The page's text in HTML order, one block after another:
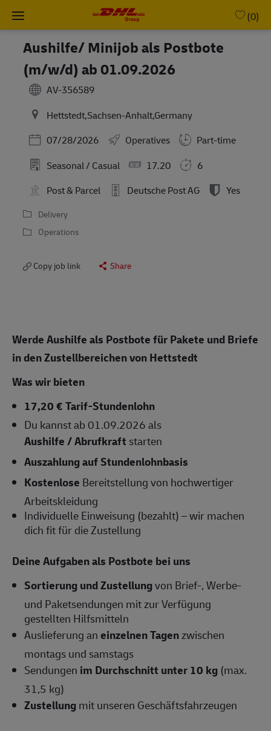
Skip to main content
(0)
Aushilfe/ Minijob als Postbote
(m/w/d) ab 01.09.2026
AV-356589
Hettstedt,Sachsen-Anhalt,Germany
Posted Date
07/28/2026 Operatives
Part-time
Seasonal / Casual
17.20
6
Post & Parcel
Deutsche Post AG Yes
Delivery
Operations
Copy job link Share
Werde Aushilfe als Postbote für Pakete und Briefe
in den Zustellbereichen von Hettstedt
Was wir bieten
17,20 € Tarif-Stundenlohn
Du kannst ab 01.09.2026 als
Aushilfe / Abrufkraft starten
Auszahlung auf Stundenlohnbasis
Kostenlose Bereitstellung von hochwertiger
Arbeitskleidung
Individuelle Einweisung (bezahlt) – wir machen
dich fit für die Zustellung
Deine Aufgaben als Postbote bei uns
Sortierung und Zustellungvon Brief-, Werbe-
und Paketsendungen mit zur Verfügung
gestellten Hilfsmitteln
Auslieferung aneinzelnen Tagenzwischen
montags und samstags
Sendungen im Durchschnitt unter 10 kg (max.
31,5 kg)
Zustellungmit unseren Geschäftsfahrzeugen